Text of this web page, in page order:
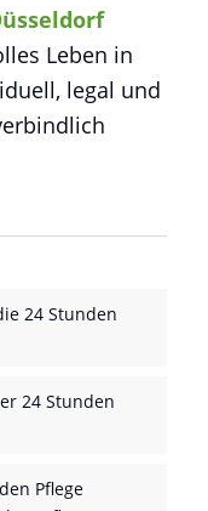
Leben in
legal und
24 Stunden
24 Stunden
Pflege